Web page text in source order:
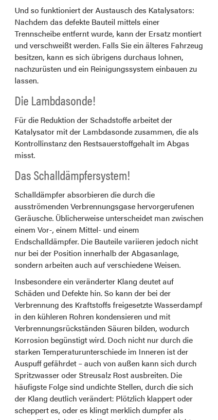
Und so funktioniert der Austausch des Katalysators:
Nachdem das defekte Bauteil mittels einer
Trennscheibe entfernt wurde, kann der Ersatz montiert
und verschweißt werden. Falls Sie ein älteres Fahrzeug
besitzen, kann es sich übrigens durchaus lohnen,
nachzurüsten und ein Reinigungssystem einbauen zu
lassen.
Die Lambdasonde!
Für die Reduktion der Schadstoffe arbeitet der
Katalysator mit der Lambdasonde zusammen, die als
Kontrollinstanz den Restsauerstoffgehalt im Abgas
misst.
Das Schalldämpfersystem!
Schalldämpfer absorbieren die durch die
ausströmenden Verbrennungsgase hervorgerufenen
Geräusche. Üblicherweise unterscheidet man zwischen
einem Vor-, einem Mittel- und einem
Endschalldämpfer. Die Bauteile variieren jedoch nicht
nur bei der Position innerhalb der Abgasanlage,
sondern arbeiten auch auf verschiedene Weisen.
Insbesondere ein veränderter Klang deutet auf
Schäden und Defekte hin. So kann der bei der
Verbrennung des Kraftstoffs freigesetzte Wasserdampf
in den kühleren Rohren kondensieren und mit
Verbrennungsrückständen Säuren bilden, wodurch
Korrosion begünstigt wird. Doch nicht nur durch die
starken Temperaturunterschiede im Inneren ist der
Auspuff gefährdet – auch von außen kann sich durch
Spritzwasser oder Streusalz Rost ausbreiten. Die
häufigste Folge sind undichte Stellen, durch die sich
der Klang deutlich verändert: Plötzlich klappert oder
scheppert es, oder es klingt merklich dumpfer als